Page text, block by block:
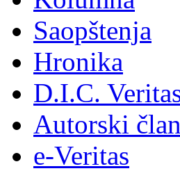
Saopštenja
Hronika
D.I.C.
Autorski
e-Veritas